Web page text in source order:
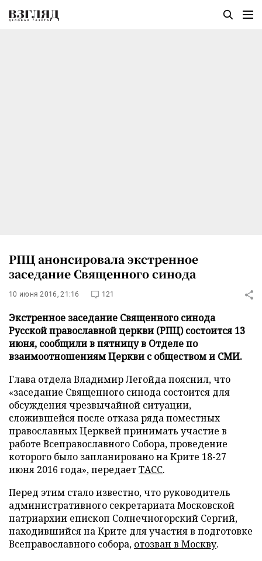
РПЦ анонсировала экстренное
заседание Священного синода
10 июня 2016, 21:16 121
Экстренное заседание Священного синода
Русской православной церкви (РПЦ) состоится 13
июня, сообщили в пятницу в Отделе по
взаимоотношениям Церкви с обществом и СМИ.
Глава отдела Владимир Легойда пояснил, что
«заседание Священного синода состоится для
обсуждения чрезвычайной ситуации,
сложившейся после отказа ряда поместных
православных Церквей принимать участие в
работе Всеправославного Собора, проведение
которого было запланировано на Крите 18-27
июня 2016 года», передаетТАСС.
Перед этим стало известно, что руководитель
административного секретариата Московской
патриархии епископ Солнечногорский Сергий,
находившийся на Крите для участия в подготовке
Всеправославного собора, отозван в Москву.